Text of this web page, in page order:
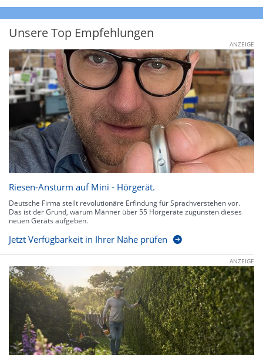
Unsere Top Empfehlungen
ANZEIGE
Riesen-Ansturm auf Mini - Hörgerät.
Deutsche Firma stellt revolutionäre Erfindung für Sprachverstehen vor.
Das ist der Grund, warum Männer über 55 Hörgeräte zugunsten dieses
neuen Geräts aufgeben.
Jetzt Verfügbarkeit in Ihrer Nähe prüfen
ANZEIGE